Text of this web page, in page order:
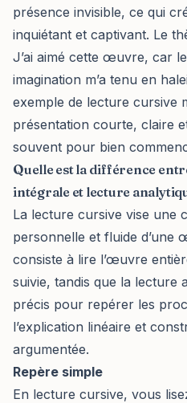
présence invisible, ce qui
inquiétant et captivant. Le
J’ai aimé cette œuvre, car
imagination m’a tenu en
exemple de lecture cursive
présentation courte, claire
souvent pour bien
Quelle est la différence
intégrale et lecture
La lecture cursive vise une
personnelle et fluide d’une
consiste à lire l’œuvre
suivie, tandis que la lecture
précis pour repérer les
l’explication linéaire et
argumentée.
Repère simple
En lecture cursive, vous